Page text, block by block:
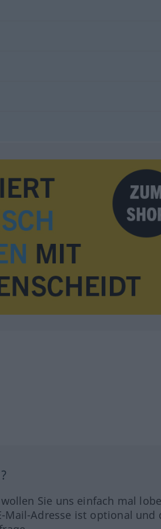
Sie uns einfach mal
Mail-Adresse ist optional und